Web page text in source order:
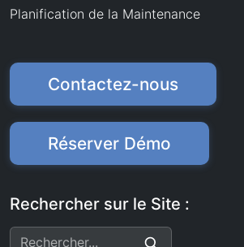
Planification de la Maintenance
Contactez-nous
Réserver Démo
Rechercher sur le Site :